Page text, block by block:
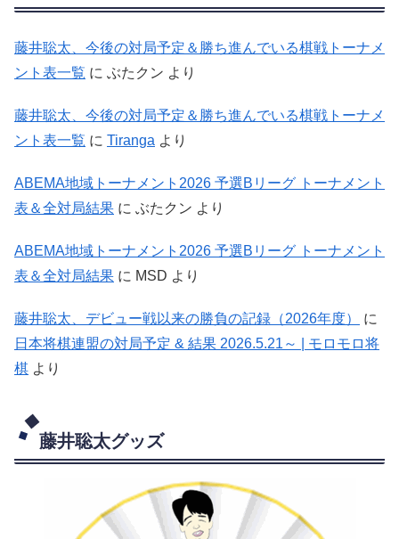
藤井聡太、今後の対局予定＆勝ち進んでいる棋戦トーナメ
ント表一覧 に ぶたクン より
藤井聡太、今後の対局予定＆勝ち進んでいる棋戦トーナメ
ント表一覧 に Tiranga より
ABEMA地域トーナメント2026 予選Bリーグ トーナメント
表＆全対局結果 に ぶたクン より
ABEMA地域トーナメント2026 予選Bリーグ トーナメント
表＆全対局結果 に MSD より
藤井聡太、デビュー戦以来の勝負の記録（2026年度）
に
日本将棋連盟の対局予定 & 結果 2026.5.21～ | モロモロ将
棋 より
藤井聡太グッズ